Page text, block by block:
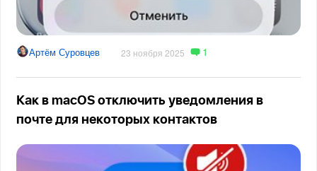
Артём Суровцев 23 ноября 2025 1
Как в macOS отключить уведомления в
почте для некоторых контактов